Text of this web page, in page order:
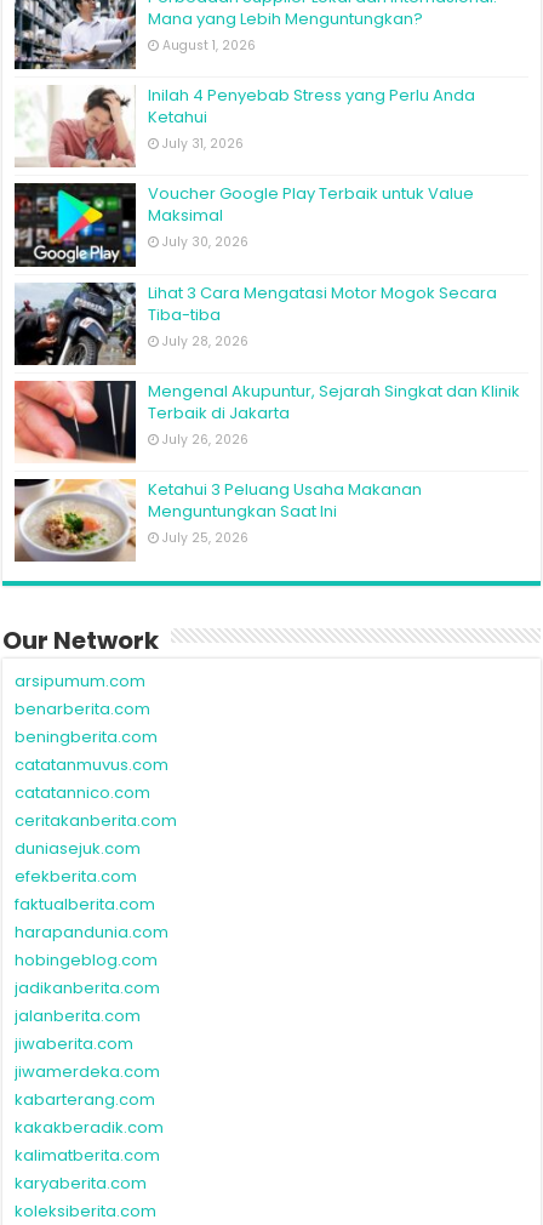
Mana yang Lebih Menguntungkan?
August 1, 2026
Inilah 4 Penyebab Stress yang Perlu Anda
Ketahui
July 31, 2026
Voucher Google Play Terbaik untuk Value
Maksimal
July 30, 2026
Lihat 3 Cara Mengatasi Motor Mogok Secara
Tiba-tiba
July 28, 2026
Mengenal Akupuntur, Sejarah Singkat dan Klinik
Terbaik di Jakarta
July 26, 2026
Ketahui 3 Peluang Usaha Makanan
Menguntungkan Saat Ini
July 25, 2026
Our Network
arsipumum.com
benarberita.com
beningberita.com
catatanmuvus.com
catatannico.com
ceritakanberita.com
duniasejuk.com
efekberita.com
faktualberita.com
harapandunia.com
hobingeblog.com
jadikanberita.com
jalanberita.com
jiwaberita.com
jiwamerdeka.com
kabarterang.com
kakakberadik.com
kalimatberita.com
karyaberita.com
koleksiberita.com